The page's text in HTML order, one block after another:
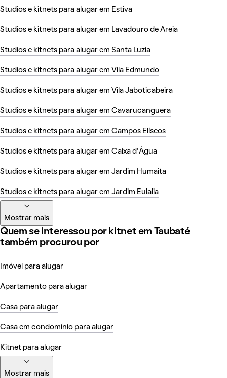
Studios e kitnets para alugar em Estiva
Studios e kitnets para alugar em Lavadouro de Areia
Studios e kitnets para alugar em Santa Luzia
Studios e kitnets para alugar em Vila Edmundo
Studios e kitnets para alugar em Vila Jaboticabeira
Studios e kitnets para alugar em Cavarucanguera
Studios e kitnets para alugar em Campos Elíseos
Studios e kitnets para alugar em Caixa d'Água
Studios e kitnets para alugar em Jardim Humaita
Studios e kitnets para alugar em Jardim Eulalia
Mostrar mais
Quem se interessou por kitnet em Taubaté
também procurou por
Imóvel para alugar
Apartamento para alugar
Casa para alugar
Casa em condomínio para alugar
Kitnet para alugar
Mostrar mais